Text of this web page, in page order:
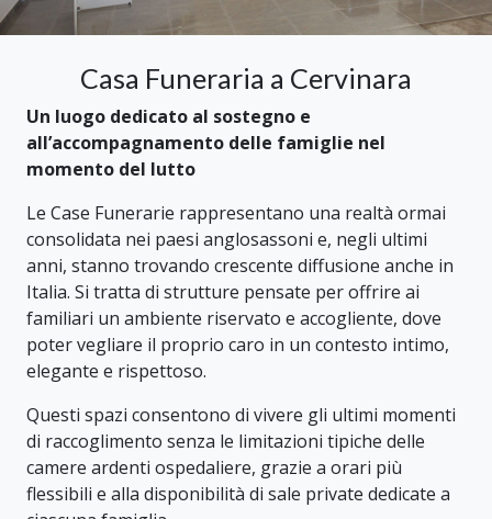
Casa Funeraria a Cervinara
Un luogo dedicato al sostegno e
all’accompagnamento delle famiglie nel
momento del lutto
Le Case Funerarie rappresentano una realtà ormai
consolidata nei paesi anglosassoni e, negli ultimi
anni, stanno trovando crescente diffusione anche in
Italia. Si tratta di strutture pensate per offrire ai
familiari un ambiente riservato e accogliente, dove
poter vegliare il proprio caro in un contesto intimo,
elegante e rispettoso.
Questi spazi consentono di vivere gli ultimi momenti
di raccoglimento senza le limitazioni tipiche delle
camere ardenti ospedaliere, grazie a orari più
flessibili e alla disponibilità di sale private dedicate a